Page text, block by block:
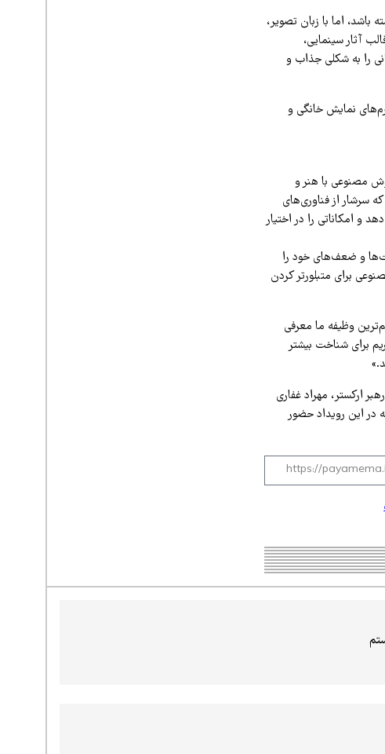
اما با زبان تصویر،
آثار سینمایی،
را به شکلی جذاب و
نمایش خانگی و
مصنوعی با هنر و
سرشار از فناوری‌های
امکاناتی را در اختیار
و ضعف‌های خود را
برای متبلورتر کردن
وظیفه ما معرفی
برای شناخت بیشتر
رهبر ارکستر، مهراد غفاری
این رویداد حضور